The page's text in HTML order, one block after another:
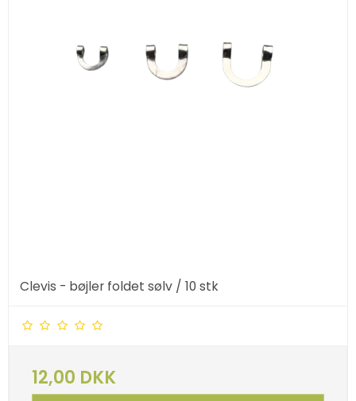
Clevis - bøjler foldet sølv / 10 stk
12,00 DKK